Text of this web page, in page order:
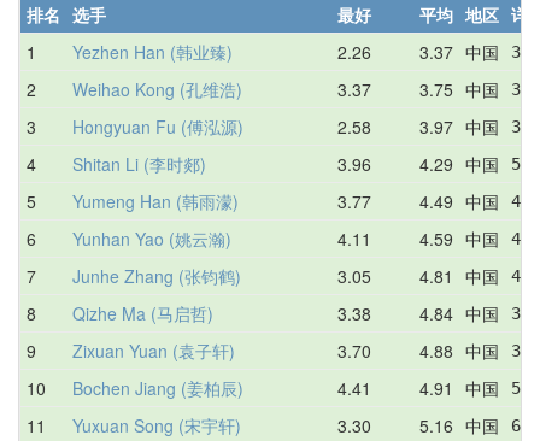
排名 选手 最好 平均 地区 详
1
Yezhen Han (韩业臻) 2.26 3.37 中国
2 Weihao Kong (孔维浩) 3.37 3.75 中国
3 Hongyuan Fu (傅泓源) 2.58 3.97 中国
4 Shitan Li (李时郯) 3.96 4.29 中国
5 Yumeng Han (韩雨濛) 3.77 4.49 中国
6 Yunhan Yao (姚云瀚) 4.11 4.59 中国
7 Junhe Zhang (张钧鹤) 3.05 4.81 中国
8 Qizhe Ma (马启哲) 3.38 4.84 中国
9 Zixuan Yuan (袁子轩) 3.70 4.88 中国
10 Bochen Jiang (姜柏辰) 4.41 4.91 中国
11 Yuxuan Song (宋宇轩) 3.30 5.16 中国